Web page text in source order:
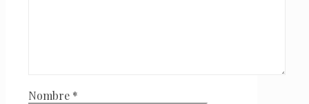
Nombre *